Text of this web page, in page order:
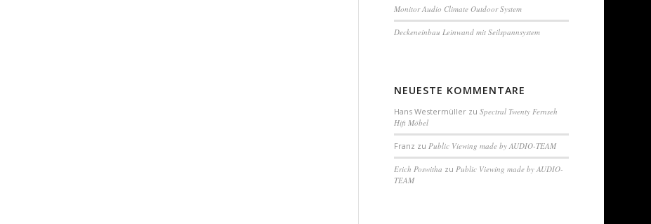
Monitor Audio Climate Outdoor System
Deckeneinbau Leinwand mit Seilspannsystem
NEUESTE KOMMENTARE
Hans Westermüller zuSpectral Twenty Fernseh
Hifi Möbel
Franz zuPublic Viewing made by AUDIO-TEAM
Erich Poswitha zuPublic Viewing made by AUDIO-
TEAM